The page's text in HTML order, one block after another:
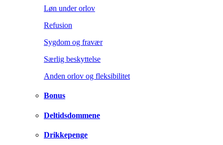
Løn under orlov
Refusion
Sygdom og fravær
Særlig beskyttelse
Anden orlov og fleksibilitet
Bonus
Deltidsdommene
Drikkepenge